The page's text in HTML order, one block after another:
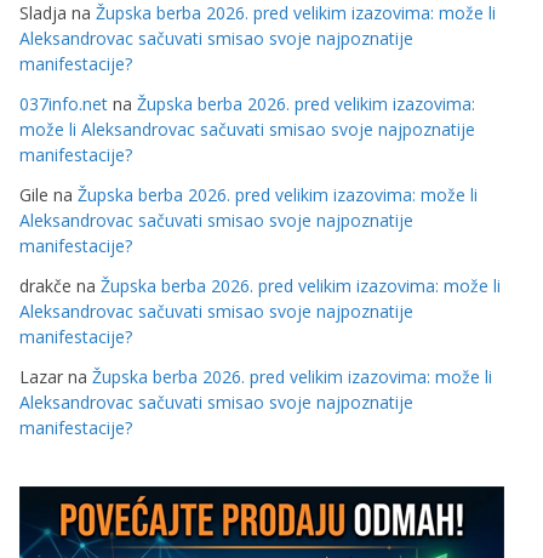
Sladja na Župska berba 2026. pred velikim izazovima: može li
Aleksandrovac sačuvati smisao svoje najpoznatije
manifestacije?
037info.net na Župska berba 2026. pred velikim izazovima:
može li Aleksandrovac sačuvati smisao svoje najpoznatije
manifestacije?
Gile na Župska berba 2026. pred velikim izazovima: može li
Aleksandrovac sačuvati smisao svoje najpoznatije
manifestacije?
drakče na Župska berba 2026. pred velikim izazovima: može li
Aleksandrovac sačuvati smisao svoje najpoznatije
manifestacije?
Lazar na Župska berba 2026. pred velikim izazovima: može li
Aleksandrovac sačuvati smisao svoje najpoznatije
manifestacije?